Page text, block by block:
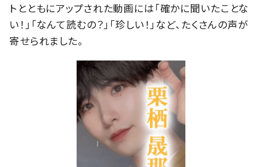
トとともにアップされた動画には「確かに聞いたことな
い！」「なんて読むの？」「珍しい！」など、たくさんの声が
寄せられました。